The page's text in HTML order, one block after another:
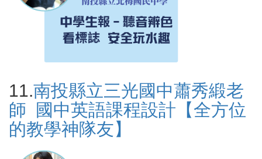
11.南投縣立三光國中蕭秀緞老
師 國中英語課程設計【全方位
的教學神隊友】